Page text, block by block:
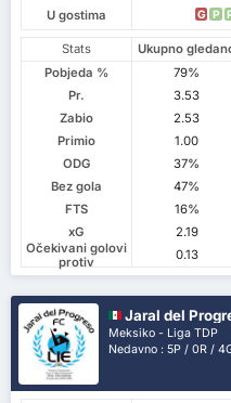
U gostima G P
Stats Ukupno
Pobjeda %
79%
Pr.
3.53
Zabio
2.53
Primio
1.00
ODG
37%
Bez gola
47%
FTS
16%
xG
2.19
Očekivani golovi
protiv
0.13
Jaral del
Meksiko - Liga TDP
Nedavno : 5P / 0R /